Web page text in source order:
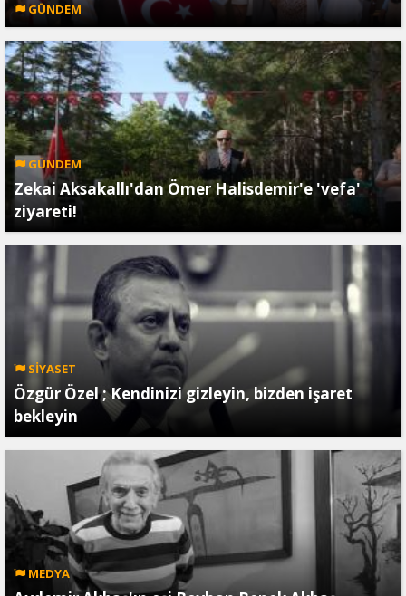
GÜNDEM
GÜNDEM
Zekai Aksakallı'dan Ömer Halisdemir'e 'vefa'
ziyareti!
SİYASET
Özgür Özel ; Kendinizi gizleyin, bizden işaret
bekleyin
MEDYA